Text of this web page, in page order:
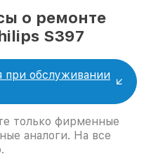
о ремонте
S397
при обслуживании
только фирменные
аналоги. На все